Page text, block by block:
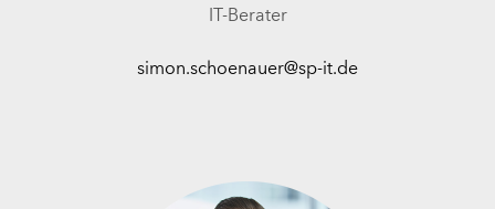
IT-Berater
simon.schoenauer@sp-it.de